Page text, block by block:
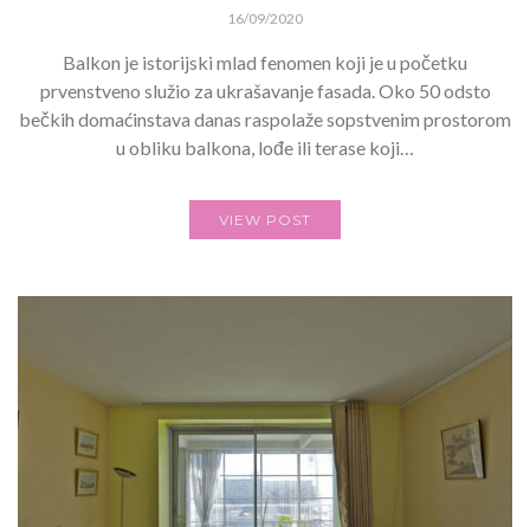
16/09/2020
Balkon je istorijski mlad fenomen koji je u početku
prvenstveno služio za ukrašavanje fasada. Oko 50 odsto
bečkih domaćinstava danas raspolaže sopstvenim prostorom
u obliku balkona, lođe ili terase koji…
VIEW POST